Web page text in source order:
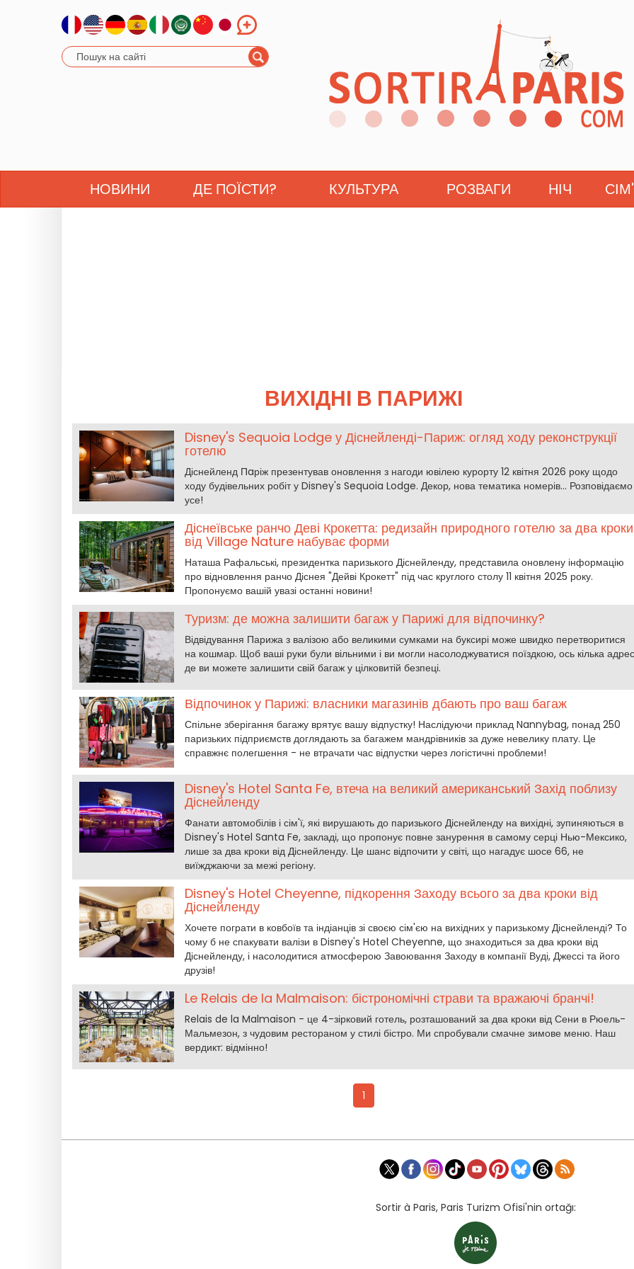
НОВИНИ ДЕ ПОЇСТИ? КУЛЬТУРА РОЗВАГИ НІЧ
ВИХІДНІ В ПАРИЖІ
Disney's Sequoia Lodge у Діснейленді-Париж: огляд ходу реконструкції
готелю
Діснейленд Пaріж презентував оновлення з нагоди ювілею курорту 12 квітня 2026 року щодо
ходу будівельних робіт у Disney's Sequoia Lodge. Декор, нова тематика номерів... Розповідаємо
усе!
Діснеївське ранчо Деві Крокетта: редизайн природного готелю за два кроки
від Village Nature набуває форми
Наташа Рафальські, президентка паризького Діснейленду, представила оновлену інформацію
про відновлення ранчо Діснея "Дейві Крокетт" під час круглого столу 11 квітня 2025 року.
Пропонуємо вашій увазі останні новини!
Туризм: де можна залишити багаж у Парижі для відпочинку?
Відвідування Парижа з валізою або великими сумками на буксирі може швидко перетворитися
на кошмар. Щоб ваші руки були вільними і ви могли насолоджуватися поїздкою, ось кілька
де ви можете залишити свій багаж у цілковитій безпеці.
Відпочинок у Парижі: власники магазинів дбають про ваш багаж
Спільне зберігання багажу врятує вашу відпустку! Наслідуючи приклад Nannybag, понад 250
паризьких підприємств доглядають за багажем мандрівників за дуже невелику плату. Це
справжнє полегшення - не втрачати час відпустки через логістичні проблеми!
Disney's Hotel Santa Fe, втеча на великий американський Захід поблизу
Діснейленду
Фанати автомобілів і сім'ї, які вирушають до паризького Діснейленду на вихідні, зупиняються в
Disney's Hotel Santa Fe, закладі, що пропонує повне занурення в самому серці Нью-Мексико,
лише за два кроки від Діснейленду. Це шанс відпочити у світі, що нагадує шосе 66, не
виїжджаючи за межі регіону.
Disney's Hotel Cheyenne, підкорення Заходу всього за два кроки від
Діснейленду
Хочете пограти в ковбоїв та індіанців зі своєю сім'єю на вихідних у паризькому Діснейленді? То
чому б не спакувати валізи в Disney's Hotel Cheyenne, що знаходиться за два кроки від
Діснейленду, і насолодитися атмосферою Завоювання Заходу в компанії Вуді, Джессі та його
друзів!
Le Relais de la Malmaison: бістрономічні страви та вражаючі бранчі!
Relais de la Malmaison - це 4-зірковий готель, розташований за два кроки від Сени в Рюель-
Мальмезон, з чудовим рестораном у стилі бістро. Ми спробували смачне зимове меню. Наш
вердикт: відмінно!
1
Sortir à Paris, Paris Turizm Ofisi'nin ortağı: